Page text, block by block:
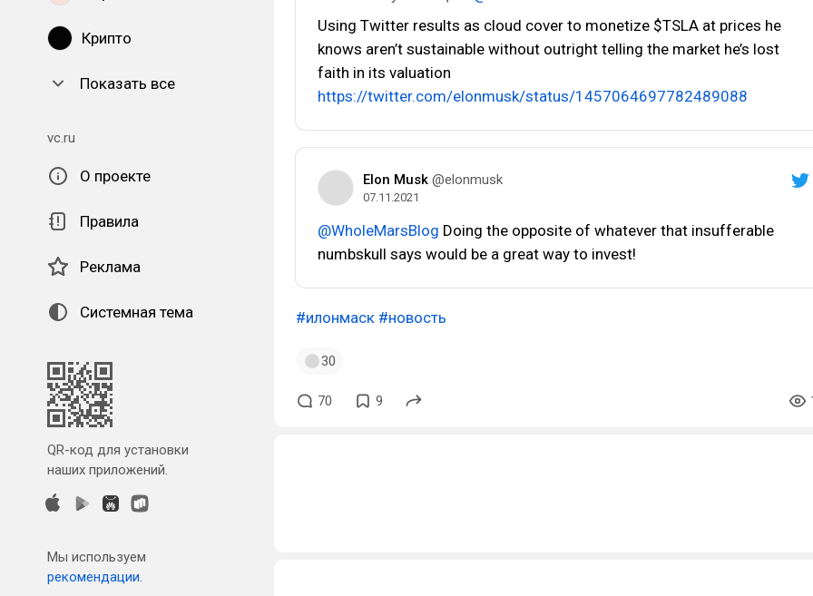
Крипто
Показать все
vc.ru
О проекте
Правила
Реклама
Системная тема
QR-код для установки
наших приложений.
Мы используем
рекомендации.
Using Twitter results as cloud cover to monetize $TSLA at prices he
knows aren’t sustainable without outright telling the market he’s lost
faith in its valuation
https://twitter.com/elonmusk/status/1457064697782489088
Elon Musk @elonmusk
07.11.2021
@WholeMarsBlog Doing the opposite of whatever that insufferable
numbskull says would be a great way to invest!
#илонмаск #новость
30
70 9